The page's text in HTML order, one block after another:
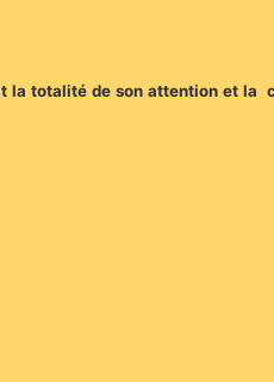
la totalité de son attention et la